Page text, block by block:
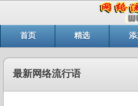
首页 精选 添
最新网络流行语